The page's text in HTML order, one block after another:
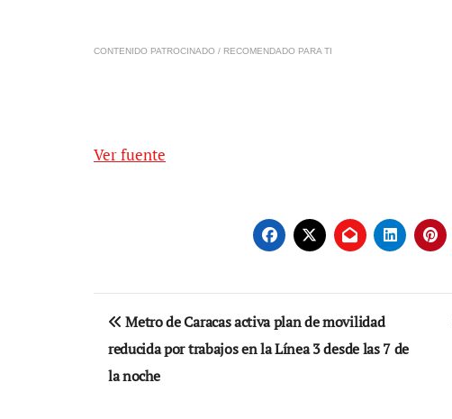
CONTENIDO PATROCINADO / RECOMENDADO PARA TI
Ver fuente
Navegación
de
entradas
Metro de Caracas activa plan de movilidad
reducida por trabajos en la Línea 3 desde las 7 de
la noche